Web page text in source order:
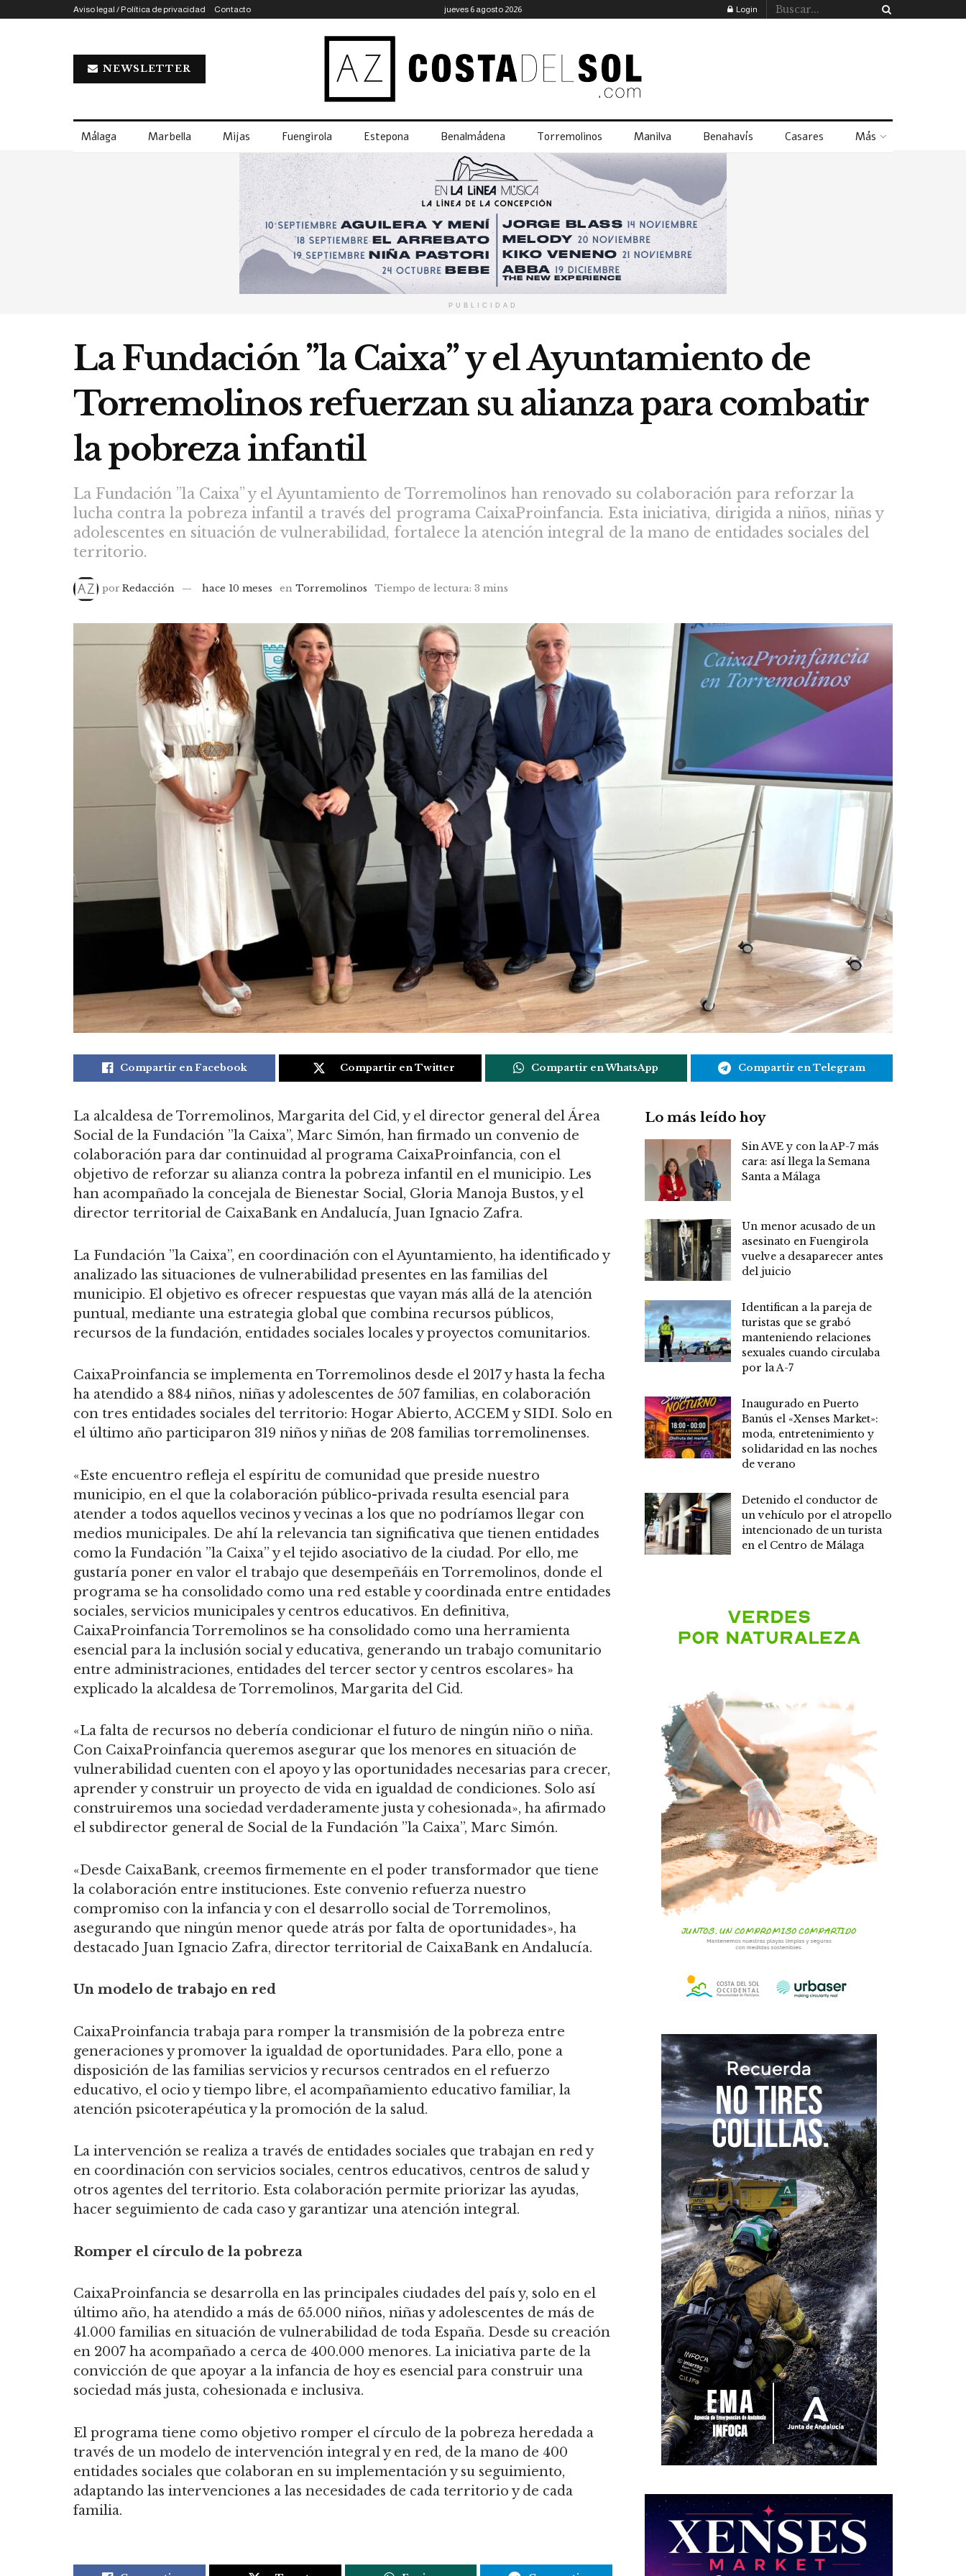
Aviso legal / Política de privacidad Contacto jueves 6 agosto 2026 Login
NEWSLETTER
Málaga Marbella Mijas Fuengirola Estepona Benalmádena Torremolinos Manilva Benahavís Casares Más
PUBLICIDAD
La Fundación ”la Caixa” y el Ayuntamiento de
Torremolinos refuerzan su alianza para combatir
la pobreza infantil
La Fundación ”la Caixa” y el Ayuntamiento de Torremolinos han renovado su colaboración para reforzar la
lucha contra la pobreza infantil a través del programa CaixaProinfancia. Esta iniciativa, dirigida a niños, niñas y
adolescentes en situación de vulnerabilidad, fortalece la atención integral de la mano de entidades sociales del
territorio.
por Redacción hace 10 meses en Torremolinos Tiempo de lectura: 3 mins
Compartir en Facebook Compartir en Twitter Compartir en WhatsApp Compartir en Telegram
La alcaldesa de Torremolinos, Margarita del Cid, y el director general del Área
Social de la Fundación ”la Caixa”, Marc Simón, han firmado un convenio de
colaboración para dar continuidad al programa CaixaProinfancia, con el
objetivo de reforzar su alianza contra la pobreza infantil en el municipio. Les
han acompañado la concejala de Bienestar Social, Gloria Manoja Bustos, y el
director territorial de CaixaBank en Andalucía, Juan Ignacio Zafra.
La Fundación ”la Caixa”, en coordinación con el Ayuntamiento, ha identificado y
analizado las situaciones de vulnerabilidad presentes en las familias del
municipio. El objetivo es ofrecer respuestas que vayan más allá de la atención
puntual, mediante una estrategia global que combina recursos públicos,
recursos de la fundación, entidades sociales locales y proyectos comunitarios.
CaixaProinfancia se implementa en Torremolinos desde el 2017 y hasta la fecha
ha atendido a 884 niños, niñas y adolescentes de 507 familias, en colaboración
con tres entidades sociales del territorio: Hogar Abierto, ACCEM y SIDI. Solo en
el último año participaron 319 niños y niñas de 208 familias torremolinenses.
«Este encuentro refleja el espíritu de comunidad que preside nuestro
municipio, en el que la colaboración público-privada resulta esencial para
atender a todos aquellos vecinos y vecinas a los que no podríamos llegar con
medios municipales. De ahí la relevancia tan significativa que tienen entidades
como la Fundación ”la Caixa” y el tejido asociativo de la ciudad. Por ello, me
gustaría poner en valor el trabajo que desempeñáis en Torremolinos, donde el
programa se ha consolidado como una red estable y coordinada entre entidades
sociales, servicios municipales y centros educativos. En definitiva,
CaixaProinfancia Torremolinos se ha consolidado como una herramienta
esencial para la inclusión social y educativa, generando un trabajo comunitario
entre administraciones, entidades del tercer sector y centros escolares» ha
explicado la alcaldesa de Torremolinos, Margarita del Cid.
«La falta de recursos no debería condicionar el futuro de ningún niño o niña.
Con CaixaProinfancia queremos asegurar que los menores en situación de
vulnerabilidad cuenten con el apoyo y las oportunidades necesarias para crecer,
aprender y construir un proyecto de vida en igualdad de condiciones. Solo así
construiremos una sociedad verdaderamente justa y cohesionada», ha afirmado
el subdirector general de Social de la Fundación ”la Caixa”, Marc Simón.
«Desde CaixaBank, creemos firmemente en el poder transformador que tiene
la colaboración entre instituciones. Este convenio refuerza nuestro
compromiso con la infancia y con el desarrollo social de Torremolinos,
asegurando que ningún menor quede atrás por falta de oportunidades», ha
destacado Juan Ignacio Zafra, director territorial de CaixaBank en Andalucía.
Un modelo de trabajo en red
CaixaProinfancia trabaja para romper la transmisión de la pobreza entre
generaciones y promover la igualdad de oportunidades. Para ello, pone a
disposición de las familias servicios y recursos centrados en el refuerzo
educativo, el ocio y tiempo libre, el acompañamiento educativo familiar, la
atención psicoterapéutica y la promoción de la salud.
La intervención se realiza a través de entidades sociales que trabajan en red y
en coordinación con servicios sociales, centros educativos, centros de salud y
otros agentes del territorio. Esta colaboración permite priorizar las ayudas,
hacer seguimiento de cada caso y garantizar una atención integral.
Romper el círculo de la pobreza
CaixaProinfancia se desarrolla en las principales ciudades del país y, solo en el
último año, ha atendido a más de 65.000 niños, niñas y adolescentes de más de
41.000 familias en situación de vulnerabilidad de toda España. Desde su creación
en 2007 ha acompañado a cerca de 400.000 menores. La iniciativa parte de la
convicción de que apoyar a la infancia de hoy es esencial para construir una
sociedad más justa, cohesionada e inclusiva.
El programa tiene como objetivo romper el círculo de la pobreza heredada a
través de un modelo de intervención integral y en red, de la mano de 400
entidades sociales que colaboran en su implementación y su seguimiento,
adaptando las intervenciones a las necesidades de cada territorio y de cada
familia.
Lo más leído hoy
Sin AVE y con la AP-7 más
cara: así llega la Semana
Santa a Málaga
Un menor acusado de un
asesinato en Fuengirola
vuelve a desaparecer antes
del juicio
Identifican a la pareja de
turistas que se grabó
manteniendo relaciones
sexuales cuando circulaba
por la A-7
Inaugurado en Puerto
Banús el «Xenses Market»:
moda, entretenimiento y
solidaridad en las noches
de verano
Detenido el conductor de
un vehículo por el atropello
intencionado de un turista
en el Centro de Málaga